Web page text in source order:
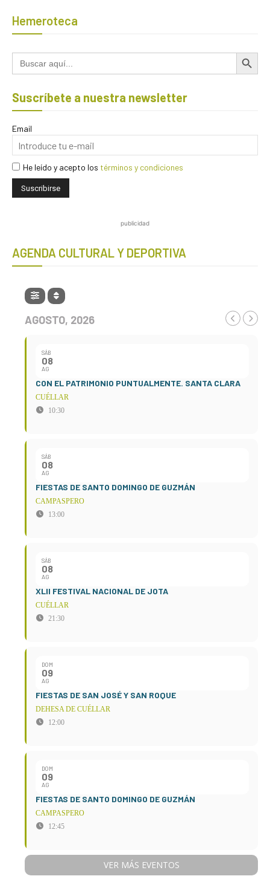
Hemeroteca
Buscar: Botón de
Suscríbete a nuestra newsletter
Email
He leído y acepto los términos y condiciones
publicidad
AGENDA CULTURAL Y DEPORTIVA
AGOSTO, 2026
SÁB
08
AG
CON EL PATRIMONIO PUNTUALMENTE. SANTA CLARA
CUÉLLAR
10:30
SÁB
08
AG
FIESTAS DE SANTO DOMINGO DE GUZMÁN
CAMPASPERO
13:00
SÁB
08
AG
XLII FESTIVAL NACIONAL DE JOTA
CUÉLLAR
21:30
DOM
09
AG
FIESTAS DE SAN JOSÉ Y SAN ROQUE
DEHESA DE CUÉLLAR
12:00
DOM
09
AG
FIESTAS DE SANTO DOMINGO DE GUZMÁN
CAMPASPERO
12:45
VER MÁS EVENTOS